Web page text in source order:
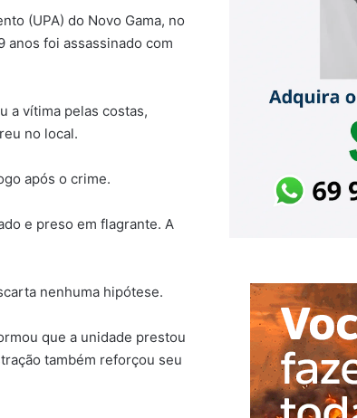
(UPA) do Novo Gama, no
anos foi assassinado com
a vítima pelas costas,
no local.
após o crime.
e preso em flagrante. A
nenhuma hipótese.
que a unidade prestou
também reforçou seu